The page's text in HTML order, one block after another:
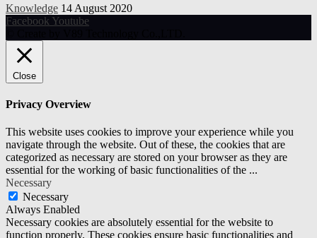
Knowledge 14 August 2020
Facebook Youtube
Close
Privacy Overview
This website uses cookies to improve your experience while you
navigate through the website. Out of these, the cookies that are
categorized as necessary are stored on your browser as they are
essential for the working of basic functionalities of the ...
Necessary
Necessary
Always Enabled
Necessary cookies are absolutely essential for the website to
function properly. These cookies ensure basic functionalities and